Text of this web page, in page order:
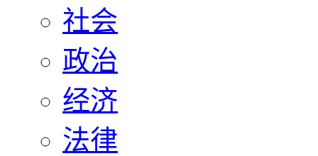
社会
政治
经济
法律